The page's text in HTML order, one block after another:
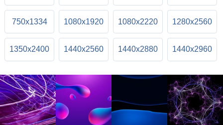
750x1334 1080x1920 1080x2220 1280x2560
1350x2400 1440x2560 1440x2880 1440x2960